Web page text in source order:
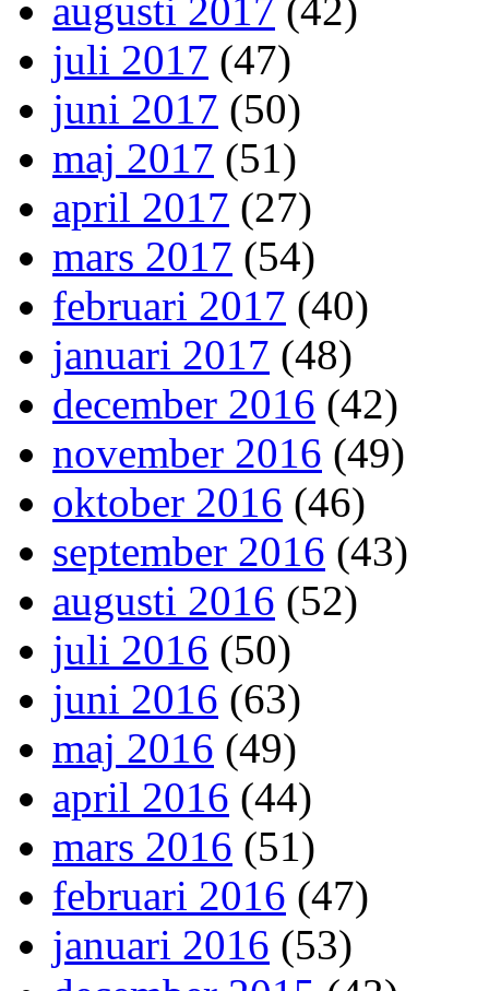
augusti 2017 (42)
juli 2017 (47)
juni 2017 (50)
maj 2017 (51)
april 2017 (27)
mars 2017 (54)
februari 2017 (40)
januari 2017 (48)
december 2016 (42)
november 2016 (49)
oktober 2016 (46)
september 2016 (43)
augusti 2016 (52)
juli 2016 (50)
juni 2016 (63)
maj 2016 (49)
april 2016 (44)
mars 2016 (51)
februari 2016 (47)
januari 2016 (53)